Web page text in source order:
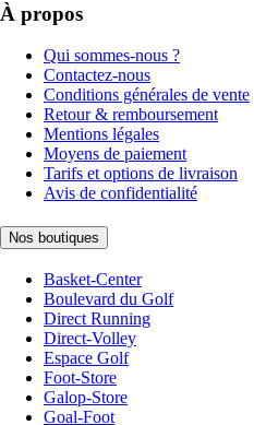
À propos
Qui sommes-nous ?
Contactez-nous
Conditions générales de vente
Retour & remboursement
Mentions légales
Moyens de paiement
Tarifs et options de livraison
Avis de confidentialité
Nos boutiques
Basket-Center
Boulevard du Golf
Direct Running
Direct-Volley
Espace Golf
Foot-Store
Galop-Store
Goal-Foot